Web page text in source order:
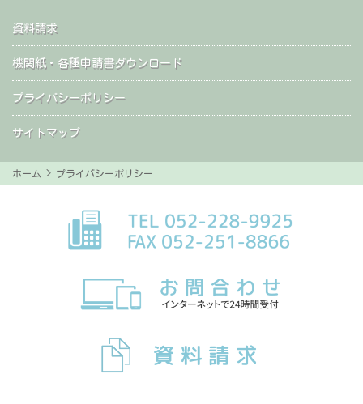
資料請求
機関紙・各種申請書ダウンロード
プライバシーポリシー
サイトマップ
ホーム > プライバシーポリシー